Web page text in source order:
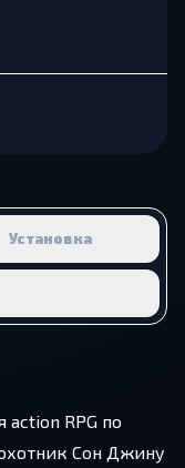
Установка
RPG по
Сон Джину